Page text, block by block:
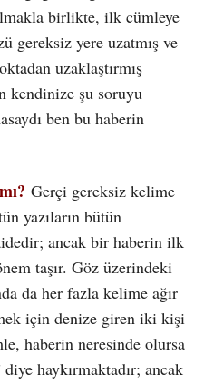
birlikte, ilk cümleye
gereksiz yere uzatmış ve
uzaklaştırmış
kendinize şu soruyu
ben bu haberin
Gerçi gereksiz kelime
yazıların bütün
ancak bir haberin ilk
taşır. Göz üzerindeki
da her fazla kelime ağır
için denize giren iki kişi
haberin neresinde olursa
haykırmaktadır; ancak